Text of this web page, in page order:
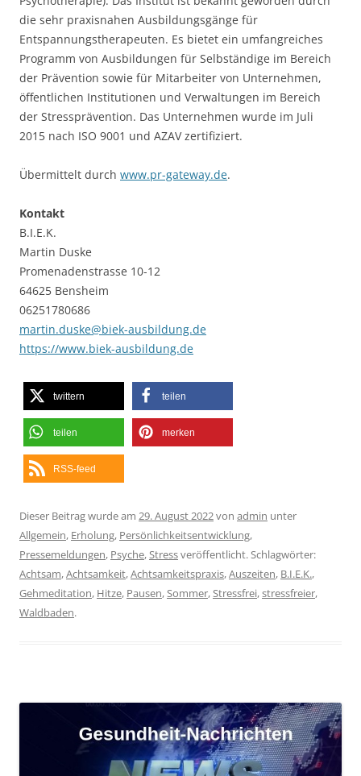
die sehr praxisnahen Ausbildungsgänge für
Entspannungstherapeuten. Es bietet ein umfangreiches
Programm von Ausbildungen für Selbständige im Bereich
der Prävention sowie für Mitarbeiter von Unternehmen,
öffentlichen Institutionen und Verwaltungen im Bereich
der Stressprävention. Das Unternehmen wurde im Juli
2015 nach ISO 9001 und AZAV zertifiziert.
Übermittelt durch www.pr-gateway.de.
Kontakt
B.I.E.K.
Martin Duske
Promenadenstrasse 10-12
64625 Bensheim
06251780686
martin.duske@biek-ausbildung.de
https://www.biek-ausbildung.de
twittern teilen
teilen merken
RSS-feed
Dieser Beitrag wurde am 29. August 2022von admin unter
Allgemein, Erholung, Persönlichkeitsentwicklung,
Pressemeldungen, Psyche,Stressveröffentlicht. Schlagwörter:
Achtsam,Achtsamkeit,Achtsamkeitspraxis,Auszeiten, B.I.E.K.,
Gehmeditation, Hitze, Pausen,Sommer,Stressfrei,stressfreier,
Waldbaden.